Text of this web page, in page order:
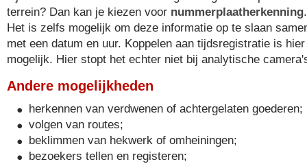
terrein? Dan kan je kiezen voor nummerplaatherkenning.
Het is zelfs mogelijk om deze informatie op te slaan
met een datum en uur. Koppelen aan tijdsregistratie is hier
mogelijk. Hier stopt het echter niet bij analytische
Andere mogelijkheden
herkennen van verdwenen of achtergelaten goederen;
volgen van routes;
beklimmen van hekwerk of omheiningen;
bezoekers tellen en registeren;